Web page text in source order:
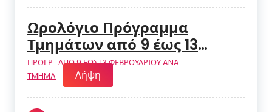
Ωρολόγιο Πρόγραμμα
Τμημάτων από 9 έως 13
Φεβρουαρίου 2026
ΠΡΟΓΡ_ΑΠΟ 9 ΕΩΣ 13 ΦΕΒΡΟΥΑΡΙΟΥ ANA
TMHMA
Λήψη